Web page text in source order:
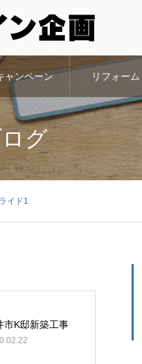
ャンペーン リフォーム
グ
イド1
市K邸新築工事